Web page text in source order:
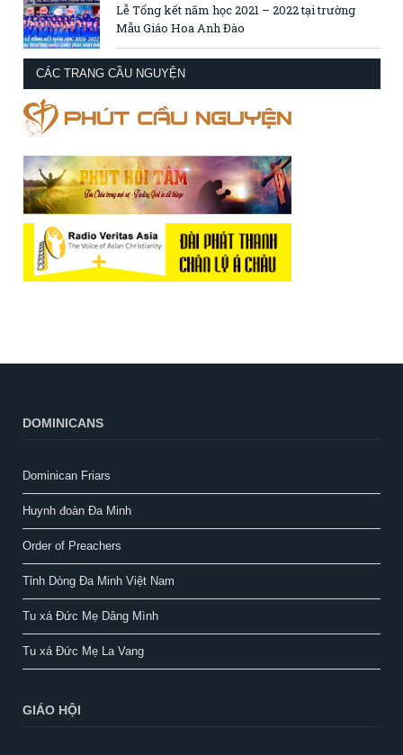
Lễ Tổng kết năm học 2021 – 2022 tại trường
Mẫu Giáo Hoa Anh Đào
CÁC TRANG CẦU NGUYỆN
DOMINICANS
Dominican Friars
Huynh đoàn Đa Minh
Order of Preachers
Tỉnh Dòng Đa Minh Việt Nam
Tu xá Đức Mẹ Dâng Mình
Tu xá Đức Mẹ La Vang
GIÁO HỘI